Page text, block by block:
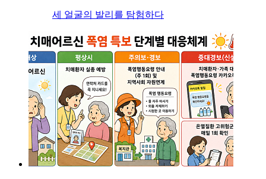
세 얼굴의 발리를 탐험하다